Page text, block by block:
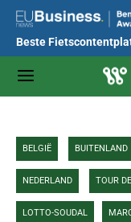
Beste
BELGIË BUITENLAND
NEDERLAND TOUR
LOTTO-SOUDAL